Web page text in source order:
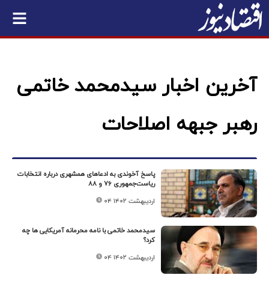
آخرین اخبار سیدمحمد خاتمی
رهبر جبهه اصلاحات
پاسخ آخوندی به ادعاهای همشهری درباره انتخابات
ریاست‌جمهوری ۷۶ و ۸۸
۰۴ اردیبهشت ۱۴۰۲
سیدمحمد خاتمی با نامه محرمانه آمریکایی ها چه
کرد؟
۰۴ اردیبهشت ۱۴۰۲